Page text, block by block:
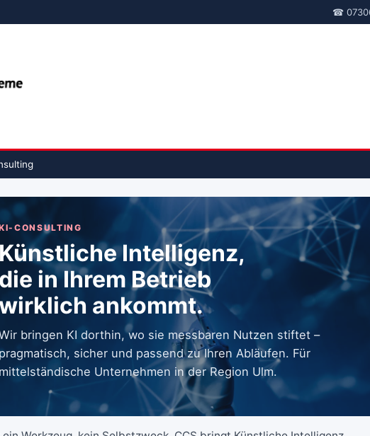
☎
CONSULTING
Künstliche Intelligenz,
die in Ihrem Betrieb
ankommt.
bringen KI dorthin, wo sie messbaren Nutzen stiftet –
pragmatisch, sicher und passend zu Ihren Abläufen. Für
mittelständische Unternehmen in der Region Ulm.